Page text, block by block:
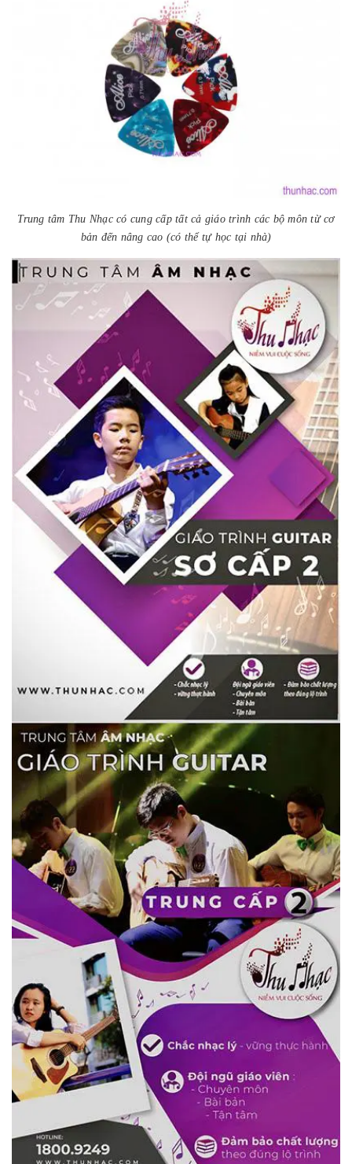
Trung tâm Thu Nhạc có cung cấp tất cả giáo trình các bộ môn từ cơ
bản đến nâng cao (có thể tự học tại nhà)